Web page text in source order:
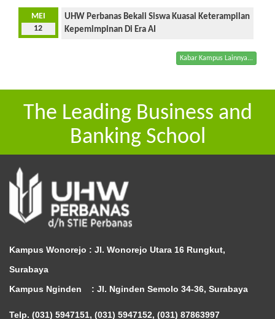
MEI
12
UHW Perbanas Bekali Siswa Kuasai Keterampilan
Kepemimpinan Di Era AI
Kabar Kampus Lainnya...
The Leading Business and
Banking School
Kampus Wonorejo : Jl. Wonorejo Utara 16 Rungkut,
Surabaya
Kampus Nginden : Jl. Nginden Semolo 34-36, Surabaya
Telp. (031) 5947151, (031) 5947152, (031) 87863997